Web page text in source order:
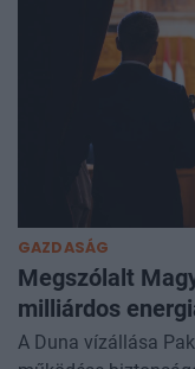
GAZDASÁG
Megszólalt
milliárdos
A Duna vízállása